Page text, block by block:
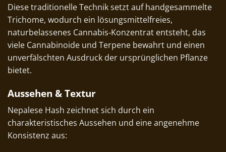
Diese traditionelle Technik setzt auf handgesammelte
Trichome, wodurch ein lösungsmittelfreies,
naturbelassenes Cannabis‑Konzentrat entsteht, das
viele Cannabinoide und Terpene bewahrt und einen
unverfälschten Ausdruck der ursprünglichen Pflanze
bietet.
Aussehen & Textur
Nepalese Hash zeichnet sich durch ein
charakteristisches Aussehen und eine angenehme
Konsistenz aus: